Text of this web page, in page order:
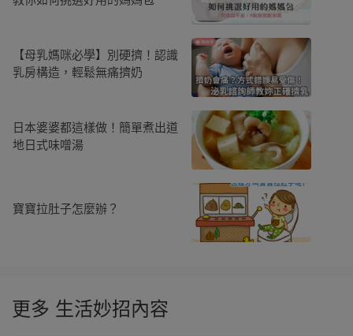
【母乳媽咪必學】別硬擠！認識
乳房構造，輕鬆無痛擠奶
日本婆婆都這樣做！簡單煮出道
地日式味噌湯
寶寶拉肚子怎麼辦？
更多 生活妙招內容